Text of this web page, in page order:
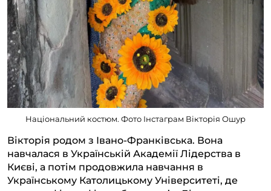
Національний костюм. Фото Інстаграм Вікторія Ошур
Вікторія родом з Івано-Франківська. Вона
навчалася в Українській Академії Лідерства в
Києві, а потім продовжила навчання в
Українському Католицькому Університеті, де